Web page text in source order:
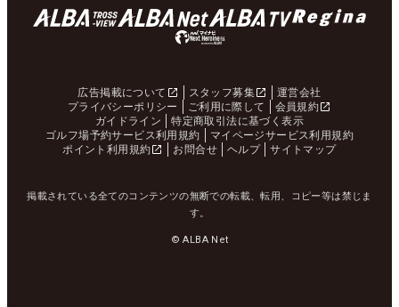
広告掲載について スタッフ募集
運営会社
プライバシーポリシー
ご利用に際して
会員規約
ガイドライン
特定商取引法に基づく表示
ゴルフ場予約サービス利用規約
マイページサービス利用規約
ポイント利用規約
お問合せ ヘルプ サイトマップ
掲載されている全てのコンテンツの無断での転載、転用、コピー等は禁じま
す。
© ALBA Net